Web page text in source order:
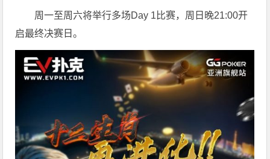
周一至周六将举行多场Day 1比赛，周日晚21:00开
启最终决赛日。